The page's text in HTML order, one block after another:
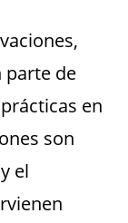
parte de
en
son
el